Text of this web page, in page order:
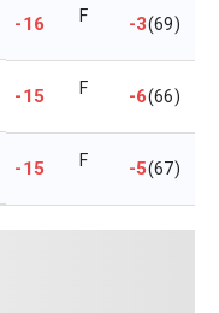
-16 F -3(69)
-15 F -6(66)
-15 F -5(67)